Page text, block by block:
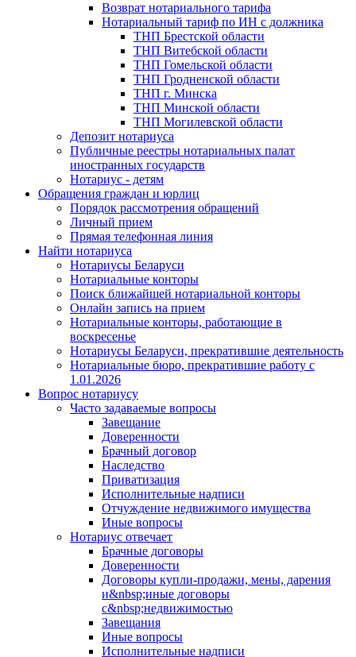
Возврат нотариального тарифа
Нотариальный тариф по ИН с должника
ТНП Брестской области
ТНП Витебской области
ТНП Гомельской области
ТНП Гродненской области
ТНП г. Минска
ТНП Минской области
ТНП Могилевской области
Депозит нотариуса
Публичные реестры нотариальных палат
иностранных государств
Нотариус - детям
Обращения граждан и юрлиц
Порядок рассмотрения обращений
Личный прием
Прямая телефонная линия
Найти нотариуса
Нотариусы Беларуси
Нотариальные конторы
Поиск ближайшей нотариальной конторы
Онлайн запись на прием
Нотариальные конторы, работающие в
воскресенье
Нотариусы Беларуси, прекратившие деятельность
Нотариальные бюро, прекратившие работу с
1.01.2026
Вопрос нотариусу
Часто задаваемые вопросы
Завещание
Доверенности
Брачный договор
Наследство
Приватизация
Исполнительные надписи
Отчуждение недвижимого имущества
Иные вопросы
Нотариус отвечает
Брачные договоры
Доверенности
Договоры купли-продажи, мены, дарения
и&nbsp;иные договоры
с&nbsp;недвижимостью
Завещания
Иные вопросы
Исполнительные надписи